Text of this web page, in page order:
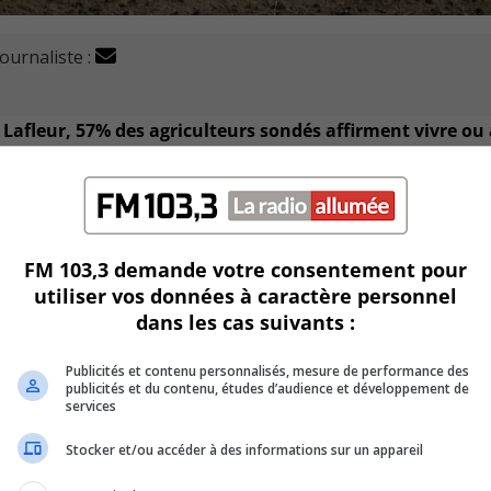
:
57% des agriculteurs sondés affirment vivre ou
moyenne se situe à 27 % dans la population générale.
du suicide, la Fédération de L’UPA de la Montérégie
du suicide adaptée à la réalité des agriculteurs.
des intervenants qui œuvrent en agriculture
vulnérables du milieu.
en détresse et les ressources du milieu afin de créer
la formation et d’autres ateliers seront organisés
FM 103,3 demande votre consentement pour
utiliser vos données à caractère personnel
dans les cas suivants :
Publicités et contenu personnalisés, mesure de performance des
publicités et du contenu, études d’audience et développement de
services
Stocker et/ou accéder à des informations sur un appareil